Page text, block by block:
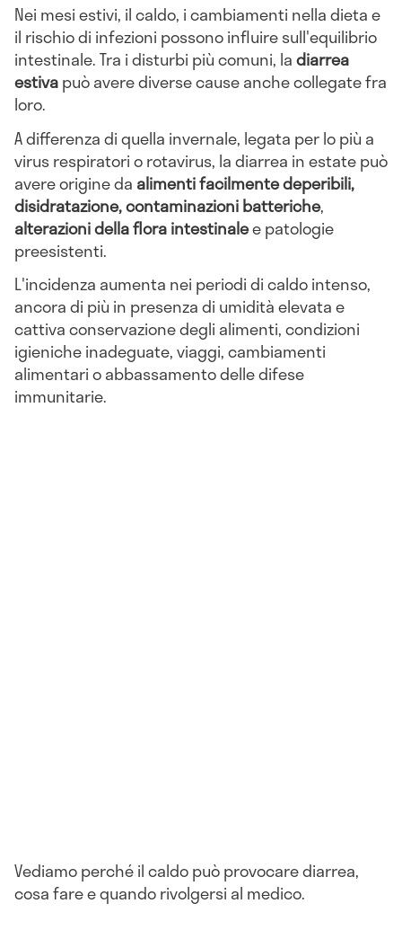
Nei mesi estivi, il caldo, i cambiamenti nella dieta e
il rischio di infezioni possono influire sull'equilibrio
intestinale. Tra i disturbi più comuni, ladiarrea
estivapuò avere diverse cause anche collegate fra
loro.
A differenza di quella invernale, legata per lo più a
virus respiratori o rotavirus, la diarrea in estate può
avere origine da alimenti facilmente deperibili,
disidratazione, contaminazioni batteriche,
alterazioni della flora intestinalee patologie
preesistenti.
L'incidenza aumenta nei periodi di caldo intenso,
ancora di più in presenza di umidità elevata e
cattiva conservazione degli alimenti, condizioni
igieniche inadeguate, viaggi, cambiamenti
alimentari o abbassamento delle difese
immunitarie.
Vediamo perché il caldo può provocare diarrea,
cosa fare e quando rivolgersi al medico.